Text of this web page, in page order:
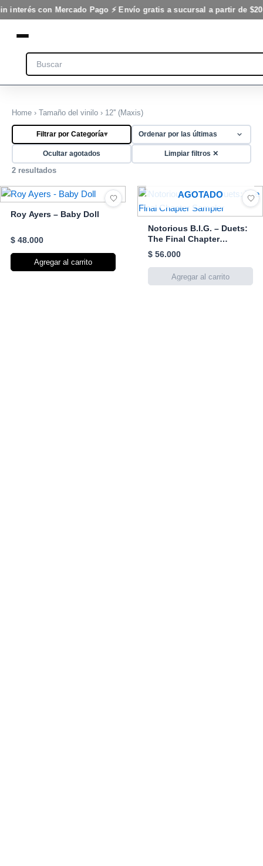
interés con Mercado Pago ⚡ Envío gratis a sucursal a partir de
Ir
al
contenido
Search
Home › Tamaño del vinilo › 12'' (Maxis)
Filtrar por Categoría▾
Ocultar agotados Limpiar filtros ✕
2 resultados
Roy Ayers – Baby Doll
$48.000
Agregar al carrito
AGOTADO
Notorious B.I.G. – Duets:
The Final Chapter
Sampler
$56.000